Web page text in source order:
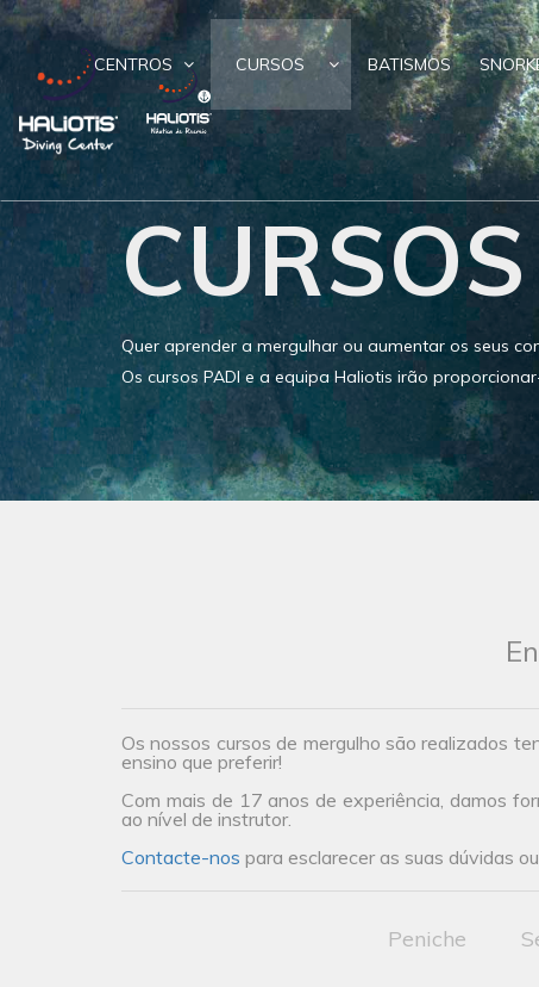
CENTROS CURSOS BATISMOS
CURSOS
Quer aprender a mergulhar ou aumentar os seus
Os cursos PADI e a equipa Haliotis irão
Os nossos cursos de mergulho são realizados
ensino que preferir!
Com mais de 17 anos de experiência, damos
ao nível de instrutor.
Contacte-nos para esclarecer as suas dúvidas
Peniche